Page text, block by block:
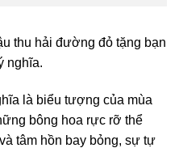
thu hải đường đỏ tặng bạn
nghĩa.
là biểu tượng của mùa
bông hoa rực rỡ thể
tâm hồn bay bỏng, sự tự